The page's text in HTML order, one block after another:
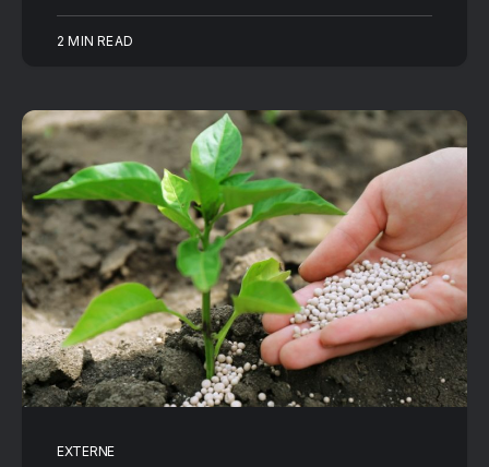
2 MIN READ
EXTERNE